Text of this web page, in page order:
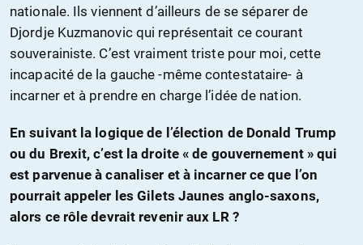
nationale. Ils viennent d’ailleurs de se séparer de
Djordje Kuzmanovic qui représentait ce courant
souverainiste. C’est vraiment triste pour moi, cette
incapacité de la gauche -même contestataire- à
incarner et à prendre en charge l’idée de nation.
En suivant la logique de l’élection de Donald Trump
ou du Brexit, c’est la droite « de gouvernement » qui
est parvenue à canaliser et à incarner ce que l’on
pourrait appeler les Gilets Jaunes anglo-saxons,
alors ce rôle devrait revenir aux LR ?